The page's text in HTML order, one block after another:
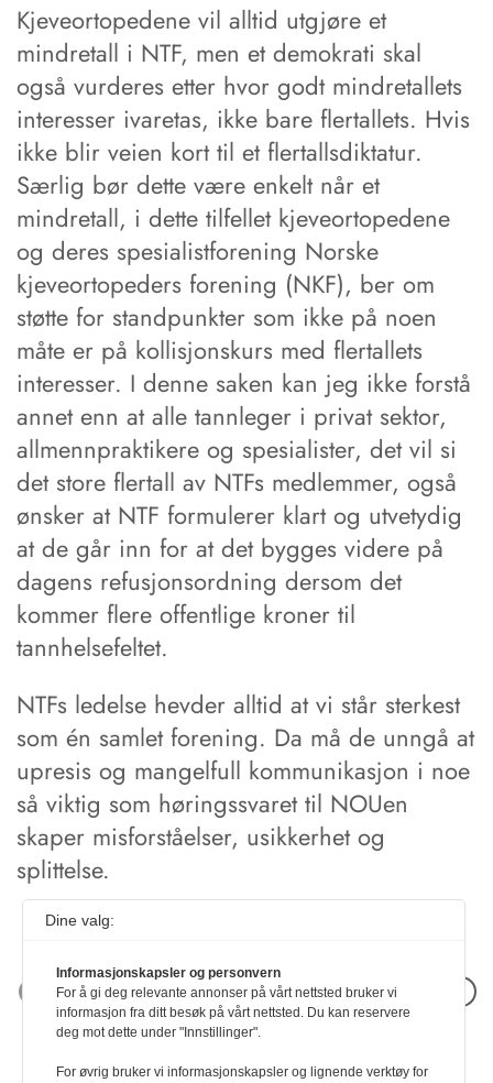
Kjeveortopedene vil alltid utgjøre et
mindretall i NTF, men et demokrati skal
også vurderes etter hvor godt mindretallets
interesser ivaretas, ikke bare flertallets. Hvis
ikke blir veien kort til et flertallsdiktatur.
Særlig bør dette være enkelt når et
mindretall, i dette tilfellet kjeveortopedene
og deres spesialistforening Norske
kjeveortopeders forening (NKF), ber om
støtte for standpunkter som ikke på noen
måte er på kollisjonskurs med flertallets
interesser. I denne saken kan jeg ikke forstå
annet enn at alle tannleger i privat sektor,
allmennpraktikere og spesialister, det vil si
det store flertall av NTFs medlemmer, også
ønsker at NTF formulerer klart og utvetydig
at de går inn for at det bygges videre på
dagens refusjonsordning dersom det
kommer flere offentlige kroner til
tannhelsefeltet.
NTFs ledelse hevder alltid at vi står sterkest
som én samlet forening. Da må de unngå at
upresis og mangelfull kommunikasjon i noe
så viktig som høringssvaret til NOUen
skaper misforståelser, usikkerhet og
splittelse.
Neste artikkel
Dine valg:
Informasjonskapsler og personvern
For å gi deg relevante annonser på vårt nettsted bruker vi
informasjon fra ditt besøk på vårt nettsted. Du kan reservere
deg mot dette under "Innstillinger".
For øvrig bruker vi informasjonskapsler og lignende verktøy for